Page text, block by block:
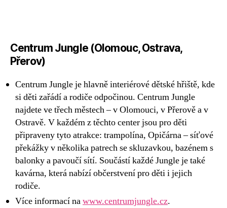
Centrum Jungle (Olomouc, Ostrava,
Přerov)
Centrum Jungle je hlavně interiérové dětské hřiště, kde
si děti zařádí a rodiče odpočinou. Centrum Jungle
najdete ve třech městech – v Olomouci, v Přerově a v
Ostravě. V každém z těchto center jsou pro děti
připraveny tyto atrakce: trampolína, Opičárna – síťové
překážky v několika patrech se skluzavkou, bazénem s
balonky a pavoučí sítí. Součástí každé Jungle je také
kavárna, která nabízí občerstvení pro děti i jejich
rodiče.
Více informací nawww.centrumjungle.cz.